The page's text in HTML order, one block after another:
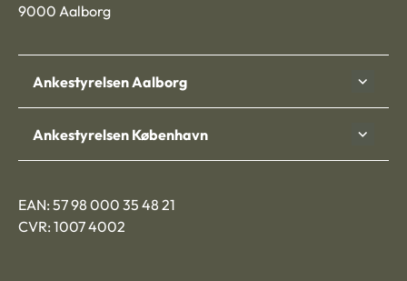
9000 Aalborg
Ankestyrelsen Aalborg
Ankestyrelsen København
EAN: 57 98 000 35 48 21
CVR: 1007 4002